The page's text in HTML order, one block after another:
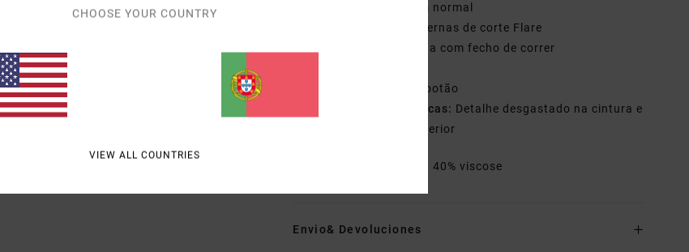
Lavagem normal
Justo com pernas de corte Flare
Braguilha com fecho de correr
Fecho com botão
Outras características: Detalhe desgastado na cintura e
na bainha da parte inferior
60% algodão, 40% viscose
Envio& Devoluciones
CHOOSE YOUR COUNTRY
VIEW ALL COUNTRIES